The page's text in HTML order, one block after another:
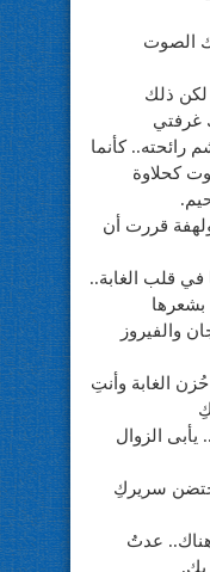
الصوت
لكن ذلك
غرفتي
رائحته.. كأنما
كحلاوة
قررت أن
قلب الغابة..
بشعرها
والفيروز
الغابة وأنتِ
الزوال
سريركِ
عدتُ